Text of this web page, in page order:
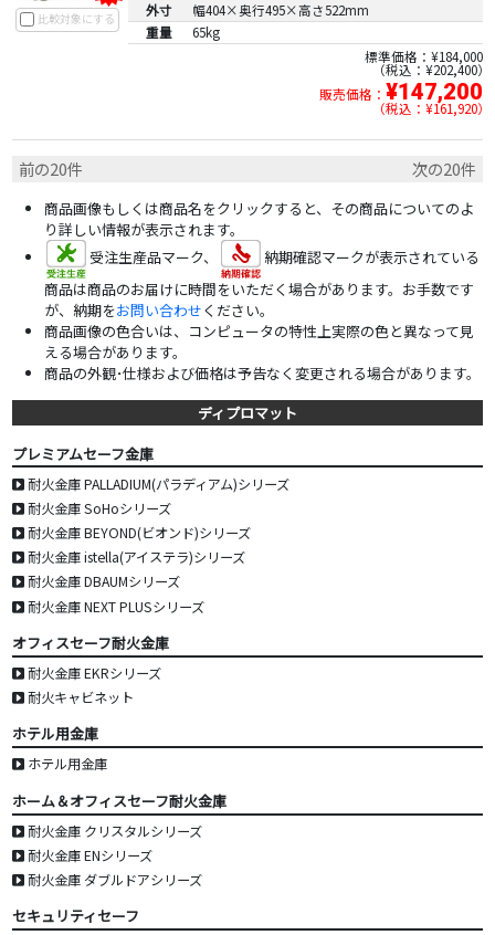
比較対象にする
外寸
幅404×奥行495×高さ522mm
重量
65kg
標準価格：¥184,000
税込：¥202,400
販売価格： ¥147,200
税込：¥161,920
前の20件 次の20件
商品画像もしくは商品名をクリックすると、その商品についてのよ
り詳しい情報が表示されます。
受注生産品マーク、
納期確認マークが表示されている
商品は商品のお届けに時間をいただく場合があります。お手数です
が、納期をお問い合わせください。
商品画像の色合いは、コンピュータの特性上実際の色と異なって見
える場合があります。
商品の外観･仕様および価格は予告なく変更される場合があります。
ディプロマット
プレミアムセーフ金庫
耐火金庫 PALLADIUM(パラディアム)シリーズ
耐火金庫 SoHoシリーズ
耐火金庫 BEYOND(ビオンド)シリーズ
耐火金庫 istella(アイステラ)シリーズ
耐火金庫 DBAUMシリーズ
耐火金庫 NEXT PLUSシリーズ
オフィスセーフ耐火金庫
耐火金庫 EKRシリーズ
耐火キャビネット
ホテル用金庫
ホテル用金庫
ホーム＆オフィスセーフ耐火金庫
耐火金庫 クリスタルシリーズ
耐火金庫 ENシリーズ
耐火金庫 ダブルドアシリーズ
セキュリティセーフ